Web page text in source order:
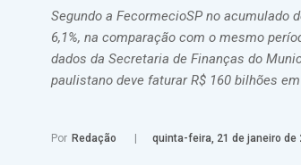
Segundo a FecormecioSP no acumulado
6,1%, na comparação com o mesmo
dados da Secretaria de Finanças do
paulistano deve faturar R$ 160 bilhões
Por Redação quinta-feira, 21 de janeiro de